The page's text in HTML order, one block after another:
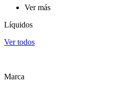
Ver más
Líquidos
Ver todos
Marca